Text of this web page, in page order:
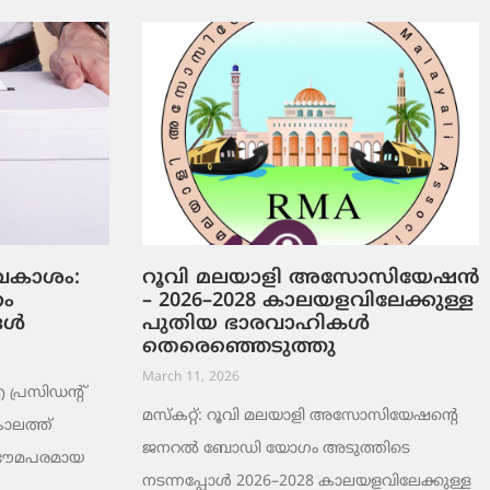
റൂവി മലയാളി അസോസിയേഷൻ
– 2026–2028 കാലയളവിലേക്കുള്ള
പുതിയ ഭാരവാഹികൾ
തെരെഞ്ഞെടുത്തു
March 11, 2026
മസ്കറ്റ്: റൂവി മലയാളി അസോസിയേഷന്റെ
ജനറൽ ബോഡി യോഗം അടുത്തിടെ
നടന്നപ്പോൾ 2026–2028 കാലയളവിലേക്കുള്ള